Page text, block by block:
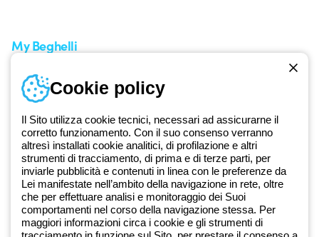
Dal 2025 Beghelli è parte del Gruppo GEWISS, all’interno
dell’ecosistema GEWISS LightZone, dove realizziamo soluzioni di
illuminazione integrate che trasformano la complessità in semplicità,
supportando professionisti e utenti finali nella realizzazione dei loro
bisogni.Scopri di più su GEWISS
My Beghelli
Accedi o registrati
Formazione
Documentazione e software
Iscriviti alla newsletter
Cookie policy
Il Sito utilizza cookie tecnici, necessari ad assicurarne il
corretto funzionamento. Con il suo consenso verranno
altresì installati cookie analitici, di profilazione e altri
strumenti di tracciamento, di prima e di terze parti, per
inviarle pubblicità e contenuti in linea con le preferenze da
Lei manifestate nell’ambito della navigazione in rete, oltre
che per effettuare analisi e monitoraggio dei Suoi
comportamenti nel corso della navigazione stessa. Per
maggiori informazioni circa i cookie e gli strumenti di